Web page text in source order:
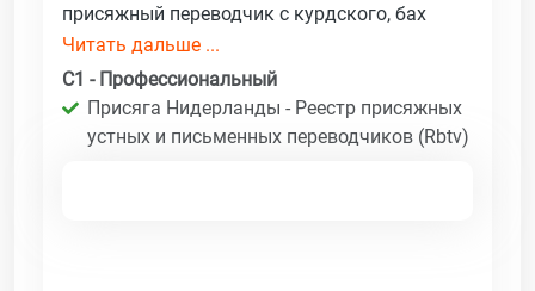
присяжный переводчик с курдского, бах
Читать дальше ...
C1 - Профессиональный
Присяга Нидерланды - Реестр присяжных
устных и письменных переводчиков (Rbtv)